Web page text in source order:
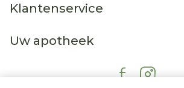
Klantenservice
Uw apotheek